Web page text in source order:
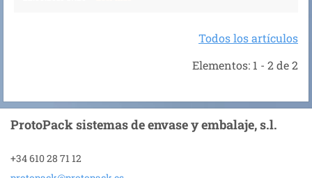
Todos los artículos
Elementos: 1 - 2 de 2
ProtoPack sistemas de envase y embalaje, s.l.
+34 610 28 71 12